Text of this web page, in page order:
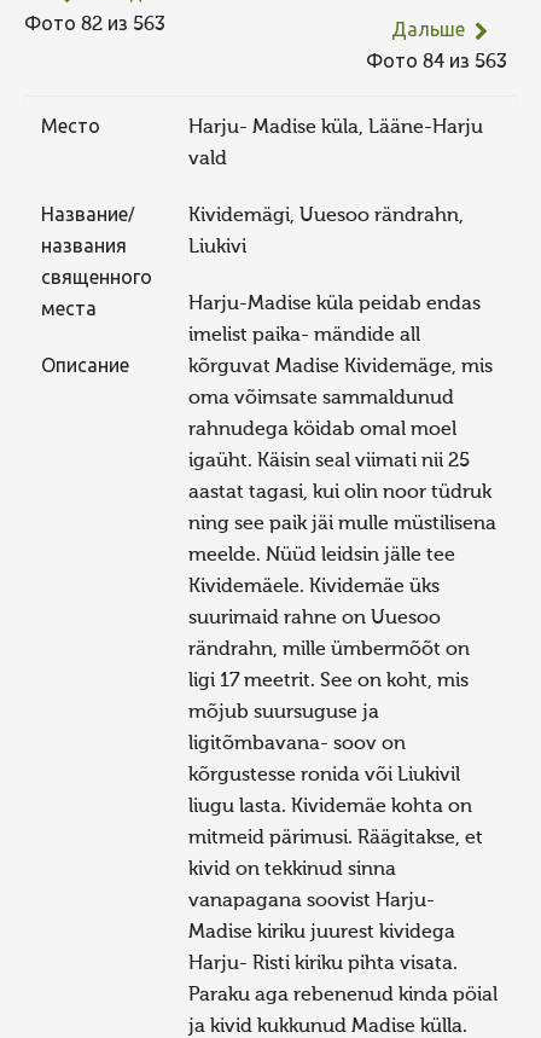
Фото 82 из 563
Дальше
Фото 84 из 563
Место
Harju- Madise küla, Lääne-Harju
vald
Название/
названия
священного
места
Kividemägi, Uuesoo rändrahn,
Liukivi
Описание
Harju-Madise küla peidab endas
imelist paika- mändide all
kõrguvat Madise Kividemäge, mis
oma võimsate sammaldunud
rahnudega köidab omal moel
igaüht. Käisin seal viimati nii 25
aastat tagasi, kui olin noor tüdruk
ning see paik jäi mulle müstilisena
meelde. Nüüd leidsin jälle tee
Kividemäele. Kividemäe üks
suurimaid rahne on Uuesoo
rändrahn, mille ümbermõõt on
ligi 17 meetrit. See on koht, mis
mõjub suursuguse ja
ligitõmbavana- soov on
kõrgustesse ronida või Liukivil
liugu lasta. Kividemäe kohta on
mitmeid pärimusi. Räägitakse, et
kivid on tekkinud sinna
vanapagana soovist Harju-
Madise kiriku juurest kividega
Harju- Risti kiriku pihta visata.
Paraku aga rebenenud kinda pöial
ja kivid kukkunud Madise külla.